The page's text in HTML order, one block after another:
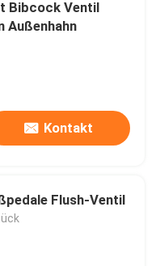
Bibcock Ventil
Außenhahn
Kontakt
Flush-Ventil